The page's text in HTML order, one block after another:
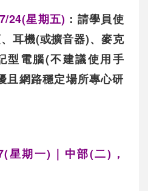
24(星期五) ： 請學員使
耳機(或擴音器)、麥克
型電腦(不建議使用手
且網路穩定場所專心研
星期一)｜中部(二)，